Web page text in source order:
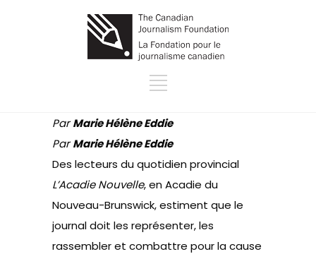
ParMarie Hélène Eddie
ParMarie Hélène Eddie
Des lecteurs du quotidien provincial
L’Acadie Nouvelle, en Acadie du
Nouveau-Brunswick, estiment que le
journal doit les représenter, les
rassembler et combattre pour la cause